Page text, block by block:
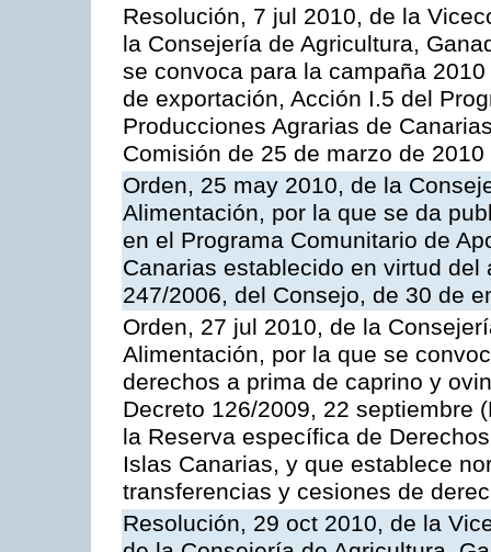
Resolución, 7 jul 2010, de la
la Consejería de Agricultura,
se convoca para la campaña
de exportación, Acción I.5 del
Producciones Agrarias de
Comisión de 25 de marzo de 2010
Orden, 25 may 2010, de la
Alimentación, por la que se da
en el Programa Comunitario de
Canarias establecido en virtud del
247/2006, del Consejo, de 30 de
Orden, 27 jul 2010, de la
Alimentación, por la que se
derechos a prima de caprino y
Decreto 126/2009, 22 septiembre
la Reserva específica de
Islas Canarias, y que establece
transferencias y cesiones de
Resolución, 29 oct 2010, de la